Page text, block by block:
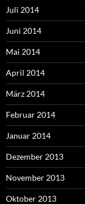
Juli 2014
Juni 2014
Mai 2014
April 2014
März 2014
Februar 2014
Januar 2014
Dezember 2013
November 2013
Oktober 2013